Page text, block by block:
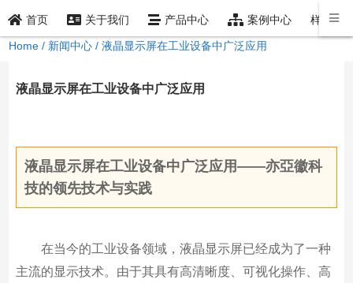
首页 关于我们 产品中心 案例中心 样品索
Home / 新闻中心 / 液晶显示屏在工业设备中广泛应用
液晶显示屏在工业设备中广泛应用
液晶显示屏在工业设备中广泛应用——亦亞徽科
技的领先技术与实践
在当今的工业设备领域，液晶显示屏已经成为了一种
主流的显示技术。由于其具有高清晰度、可视化操作、高